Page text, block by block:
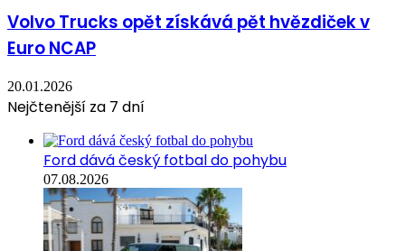
Volvo Trucks opět získává pět hvězdiček v
Euro NCAP
20.01.2026
Nejčtenější za 7 dní
Ford dává český fotbal do pohybu
07.08.2026